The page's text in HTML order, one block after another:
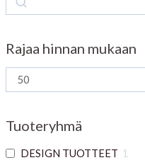
Rajaa hinnan mukaan
Tuoteryhmä
DESIGN TUOTTEET 1